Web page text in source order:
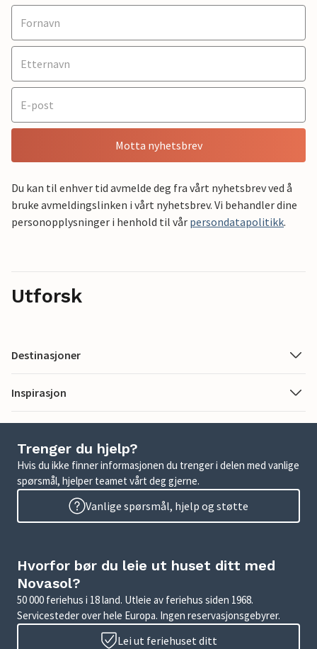
Motta nyhetsbrev
Du kan til enhver tid avmelde deg fra vårt nyhetsbrev ved å
bruke avmeldingslinken i vårt nyhetsbrev. Vi behandler dine
personopplysninger i henhold til vår persondatapolitikk.
Utforsk
Destinasjoner
Inspirasjon
Trenger du hjelp?
Hvis du ikke finner informasjonen du trenger i delen med vanlige
spørsmål, hjelper teamet vårt deg gjerne.
Vanlige spørsmål, hjelp og støtte
Hvorfor bør du leie ut huset ditt med
Novasol?
50 000 feriehus i 18 land. Utleie av feriehus siden 1968.
Servicesteder over hele Europa. Ingen reservasjonsgebyrer.
Lei ut feriehuset ditt